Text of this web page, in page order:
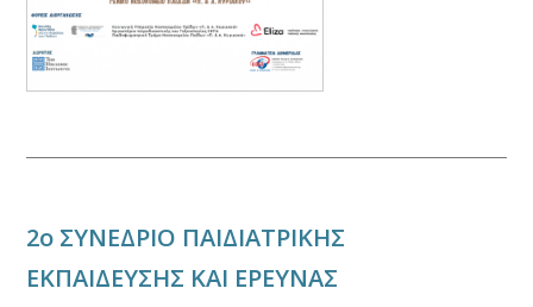
2o ΣΥΝΕΔΡΙΟ ΠΑΙΔΙΑΤΡΙΚΗΣ
ΕΚΠΑΙΔΕΥΣΗΣ ΚΑΙ ΕΡΕΥΝΑΣ